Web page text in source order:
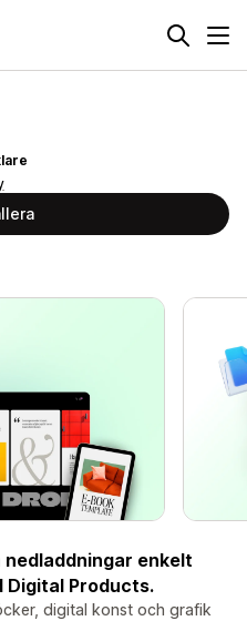
enkelt
Digital Products.
digital konst och grafik